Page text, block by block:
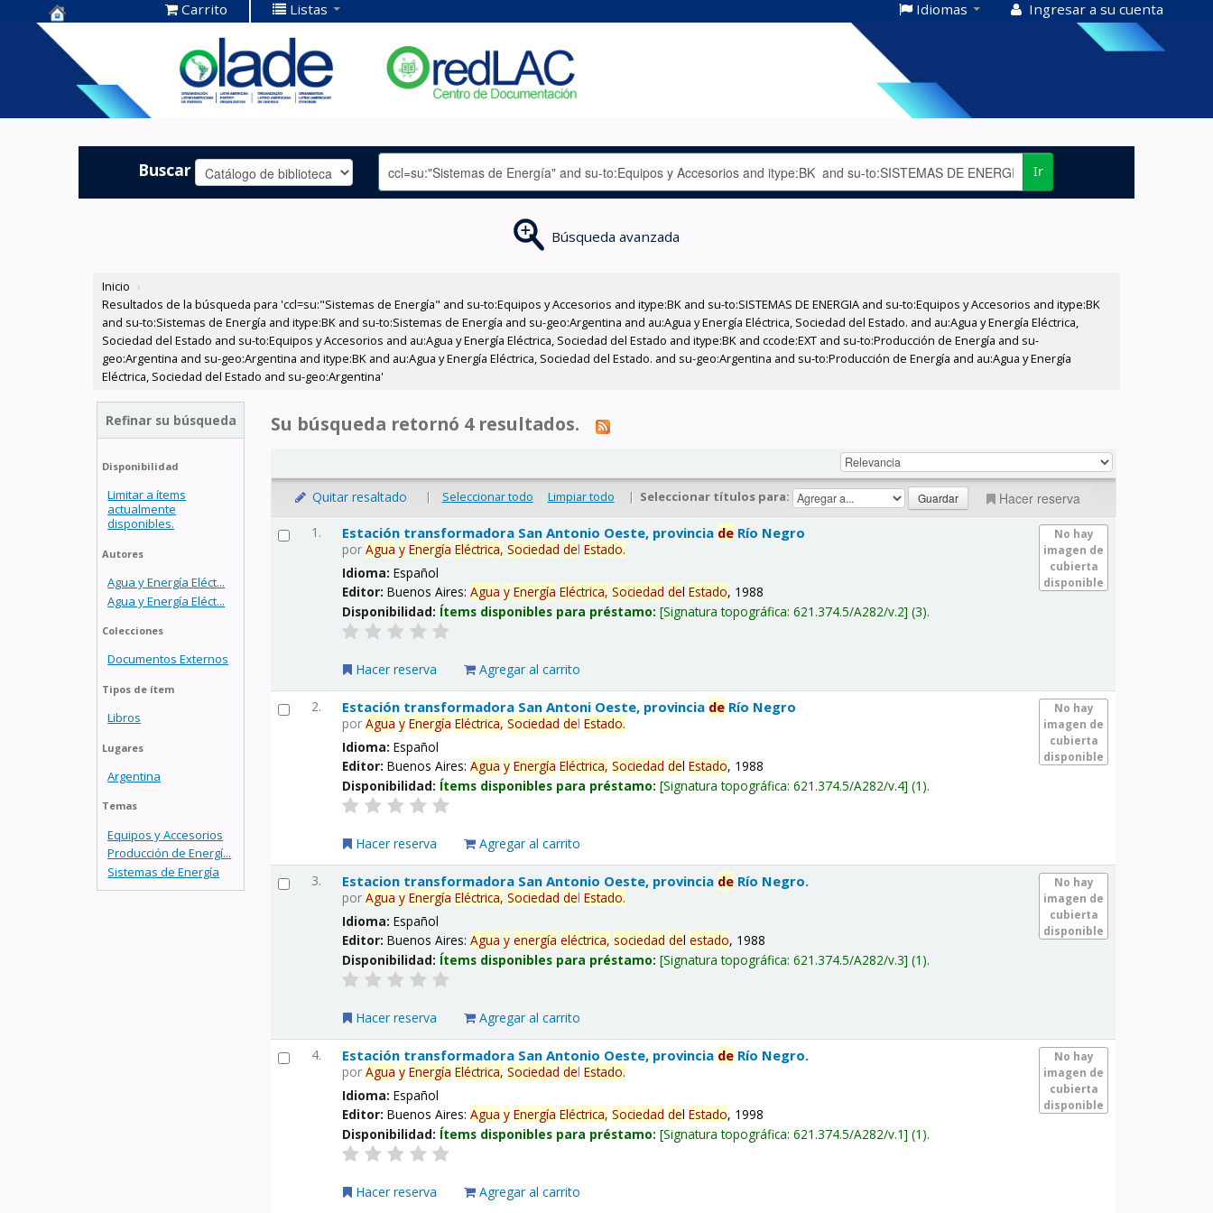
Centro de
Documentación
OLADE -
Carrito Listas Idiomas Ingresar a su cuenta
Buscar Ir
Búsqueda avanzada
Inicio ›
Resultados de la búsqueda para 'ccl=su:"Sistemas de Energía" and su-to:Equipos y Accesorios and itype:BK and su-to:SISTEMAS DE ENERGIA and su-to:Equipos y Accesorios and itype:BK
and su-to:Sistemas de Energía and itype:BK and su-to:Sistemas de Energía and su-geo:Argentina and au:Agua y Energía Eléctrica, Sociedad del Estado. and au:Agua y Energía Eléctrica,
Sociedad del Estado and su-to:Equipos y Accesorios and au:Agua y Energía Eléctrica, Sociedad del Estado and itype:BK and ccode:EXT and su-to:Producción de Energía and su-
geo:Argentina and su-geo:Argentina and itype:BK and au:Agua y Energía Eléctrica, Sociedad del Estado. and su-geo:Argentina and su-to:Producción de Energía and au:Agua y Energía
Eléctrica, Sociedad del Estado and su-geo:Argentina'
Refinar su búsqueda
Disponibilidad
Limitar a ítems
actualmente
disponibles.
Autores
Agua y Energía Eléct...
Agua y Energía Eléct...
Colecciones
Documentos Externos
Tipos de ítem
Libros
Lugares
Argentina
Temas
Equipos y Accesorios
Producción de Energí...
Sistemas de Energía
Su búsqueda retornó 4 resultados.
Quitar resaltado | Seleccionar todo Limpiar todo | Seleccionar títulos para: Hacer reserva
1.
No hay
imagen de
cubierta
disponible
Estación transformadora San Antonio Oeste, provincia de Río Negro
porAgua y Energía Eléctrica, Sociedad delEstado.
Idioma:Español
Editor:Buenos Aires:Agua y Energía Eléctrica, Sociedad delEstado, 1988
Disponibilidad: Ítems disponibles para préstamo: Signatura topográfica:621.374.5/A282/v.2 (3).
Hacer reserva Agregar al carrito
2.
No hay
imagen de
cubierta
disponible
Estación transformadora San Antoni Oeste, provincia de Río Negro
porAgua y Energía Eléctrica, Sociedad delEstado.
Idioma:Español
Editor:Buenos Aires:Agua y Energía Eléctrica, Sociedad delEstado, 1988
Disponibilidad: Ítems disponibles para préstamo: Signatura topográfica:621.374.5/A282/v.4 (1).
Hacer reserva Agregar al carrito
3.
No hay
imagen de
cubierta
disponible
Estacion transformadora San Antonio Oeste, provincia de Río Negro.
porAgua y Energía Eléctrica, Sociedad delEstado.
Idioma:Español
Editor:Buenos Aires:Agua y energía eléctrica, sociedad delestado, 1988
Disponibilidad: Ítems disponibles para préstamo: Signatura topográfica:621.374.5/A282/v.3 (1).
Hacer reserva Agregar al carrito
4.
No hay
imagen de
cubierta
disponible
Estación transformadora San Antonio Oeste, provincia de Río Negro.
porAgua y Energía Eléctrica, Sociedad delEstado.
Idioma:Español
Editor:Buenos Aires:Agua y Energía Eléctrica, Sociedad delEstado, 1998
Disponibilidad: Ítems disponibles para préstamo: Signatura topográfica:621.374.5/A282/v.1 (1).
Hacer reserva Agregar al carrito